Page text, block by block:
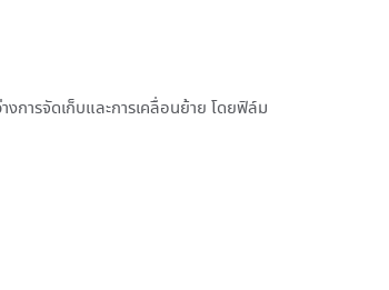
ารจัดเก็บและการเคลื่อนย้าย โดยฟิล์ม